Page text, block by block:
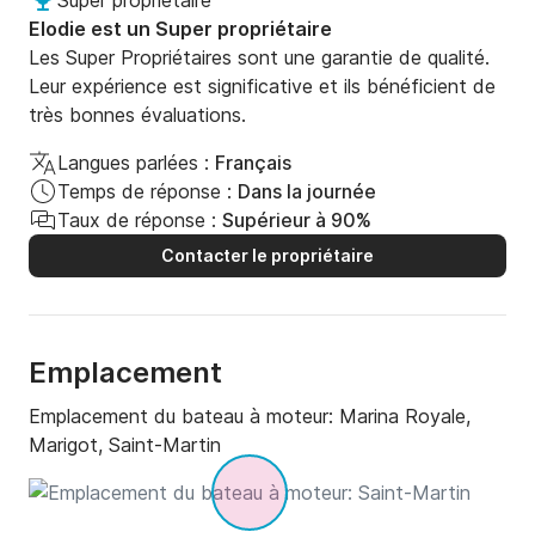
Pacific Craft 625 Open “Addiction” – 150 CV Yamaha
banquette d'angle a l'arriere
Table à l avant
Petite Scansailine de rangement
échelle
Système son Bluetooth
6 passagers + SKIPPER maximun
Elodie est un Super propriétaire
Les Super Propriétaires sont une garantie de qualité.
Leur expérience est significative et ils bénéficient de
très bonnes évaluations.
Langues parlées : Français
Temps de réponse : Dans la journée
Taux de réponse : Supérieur à 90%
Contacter le propriétaire
Emplacement
Emplacement du bateau à moteur: Marina Royale,
Marigot, Saint-Martin